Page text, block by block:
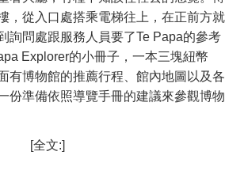
，從入口處搭乘電梯往上，在正前方就
詢問處跟服務人員要了Te Papa的參考
Explorer的小冊子，一本三塊紐幣
有博物館的推薦行程、館內地圖以及各
份準備依照導覽手冊的建議來參觀博物
[全文:]